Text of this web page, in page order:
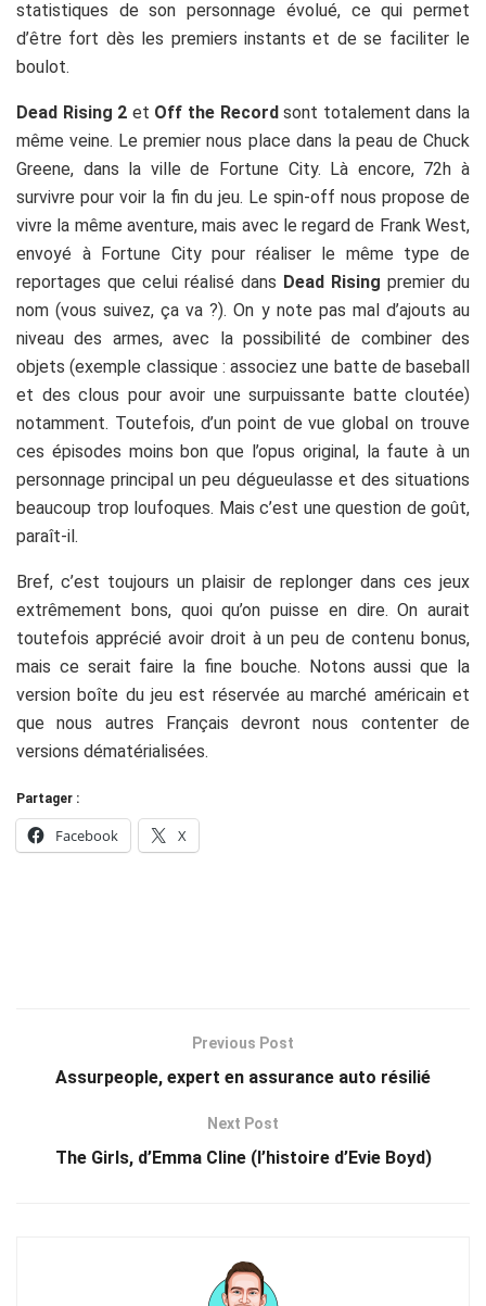
statistiques de son personnage évolué, ce qui permet
d’être fort dès les premiers instants et de se faciliter le
boulot.
Dead Rising 2 et Off the Record sont totalement dans la
même veine. Le premier nous place dans la peau de Chuck
Greene, dans la ville de Fortune City. Là encore, 72h à
survivre pour voir la fin du jeu. Le spin-off nous propose de
vivre la même aventure, mais avec le regard de Frank West,
envoyé à Fortune City pour réaliser le même type de
reportages que celui réalisé dans Dead Rising premier du
nom (vous suivez, ça va ?). On y note pas mal d’ajouts au
niveau des armes, avec la possibilité de combiner des
objets (exemple classique : associez une batte de baseball
et des clous pour avoir une surpuissante batte cloutée)
notamment. Toutefois, d’un point de vue global on trouve
ces épisodes moins bon que l’opus original, la faute à un
personnage principal un peu dégueulasse et des situations
beaucoup trop loufoques. Mais c’est une question de goût,
paraît-il.
Bref, c’est toujours un plaisir de replonger dans ces jeux
extrêmement bons, quoi qu’on puisse en dire. On aurait
toutefois apprécié avoir droit à un peu de contenu bonus,
mais ce serait faire la fine bouche. Notons aussi que la
version boîte du jeu est réservée au marché américain et
que nous autres Français devront nous contenter de
versions dématérialisées.
Partager :
Facebook X
Previous Post
Assurpeople, expert en assurance auto résilié
Next Post
The Girls, d’Emma Cline (l’histoire d’Evie Boyd)